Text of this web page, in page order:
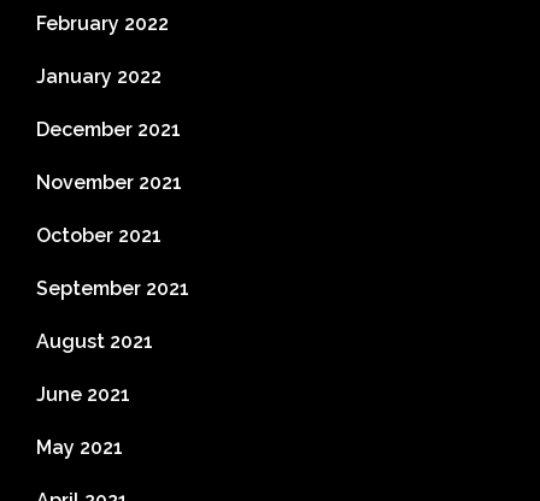
February 2022
January 2022
December 2021
November 2021
October 2021
September 2021
August 2021
June 2021
May 2021